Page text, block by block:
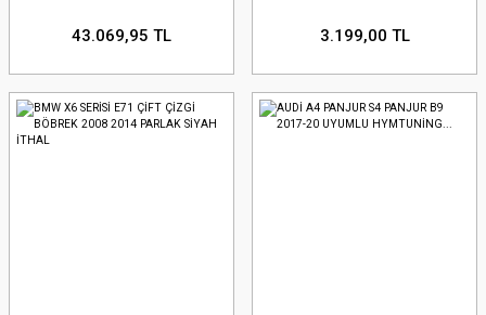
43.069,95 TL 3.199,00 TL